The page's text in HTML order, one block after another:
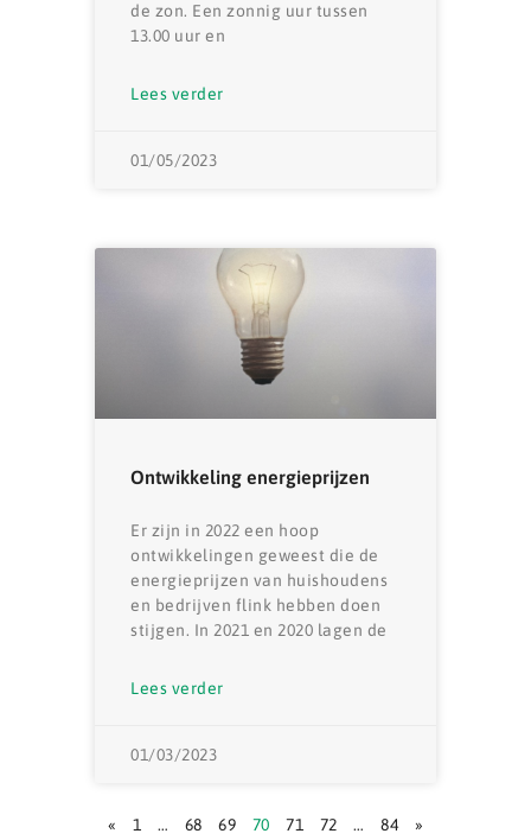
de zon. Een zonnig uur tussen
13.00 uur en
Lees verder
01/05/2023
Ontwikkeling energieprijzen
Er zijn in 2022 een hoop
ontwikkelingen geweest die de
energieprijzen van huishoudens
en bedrijven flink hebben doen
stijgen. In 2021 en 2020 lagen de
Lees verder
01/03/2023
« 1 … 68 69 70 71 72 … 84 »